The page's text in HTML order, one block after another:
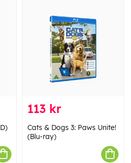
113 kr
Cats & Dogs 3: Paws Unite!
(Blu-ray)